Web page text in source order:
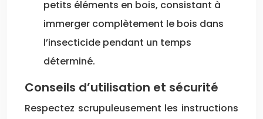
petits éléments en bois, consistant à
immerger complètement le bois dans
l’insecticide pendant un temps
déterminé.
Conseils d’utilisation et sécurité
Respectez scrupuleusement les instructions